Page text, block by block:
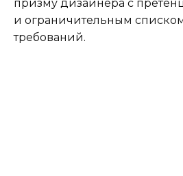
призму дизайнера с
и ограничительным
требований.